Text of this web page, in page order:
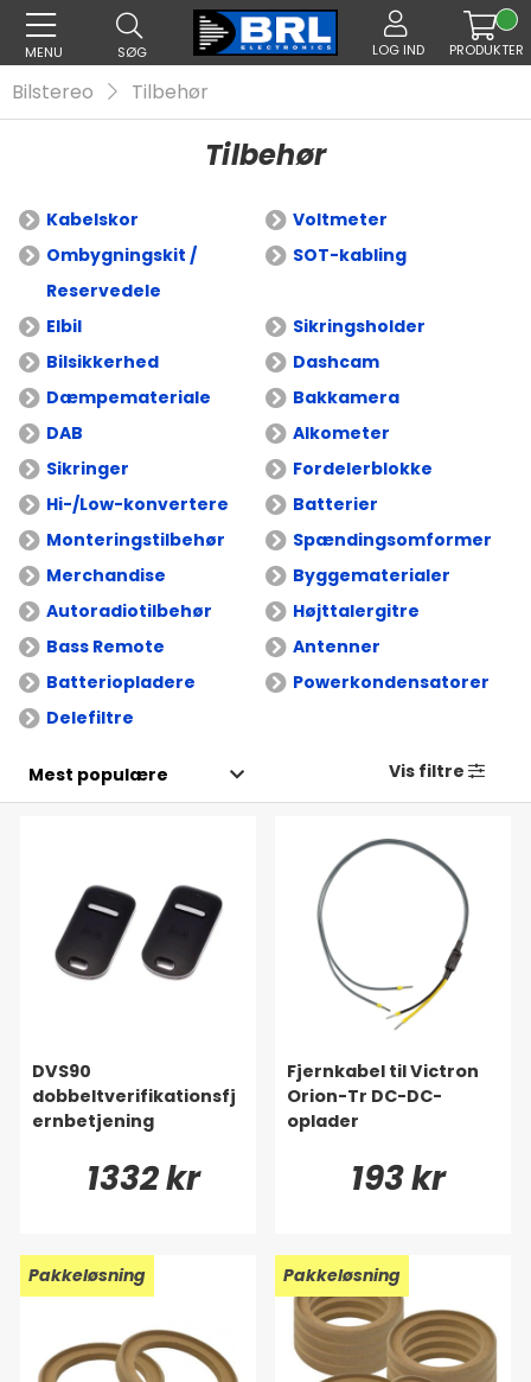
MENU SØG LOG IND PRODUKTER
Bilstereo Tilbehør
Tilbehør
Kabelskor
Voltmeter
Ombygningskit /
Reservedele
SOT-kabling
Elbil
Sikringsholder
Bilsikkerhed
Dashcam
Dæmpemateriale
Bakkamera
DAB
Alkometer
Sikringer
Fordelerblokke
Hi-/Low-konvertere
Batterier
Monteringstilbehør
Spændingsomformer
Merchandise
Byggematerialer
Autoradiotilbehør
Højttalergitre
Bass Remote
Antenner
Batteriopladere
Powerkondensatorer
Delefiltre
Vis filtre
DVS90
dobbeltverifikationsfj
ernbetjening
1332 kr
Fjernkabel til Victron
Orion-Tr DC-DC-
oplader
193 kr
Pakkeløsning Pakkeløsning